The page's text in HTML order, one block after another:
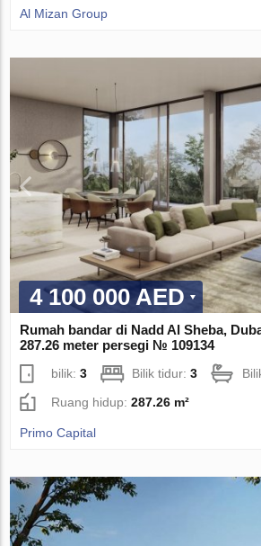
Al Mizan Group
4 100 000 AED
Rumah bandar di Nadd Al Sheba,
287.26 meter persegi № 109134
bilik:3 Bilik tidur:3
Ruang hidup:287.26 m²
Primo Capital